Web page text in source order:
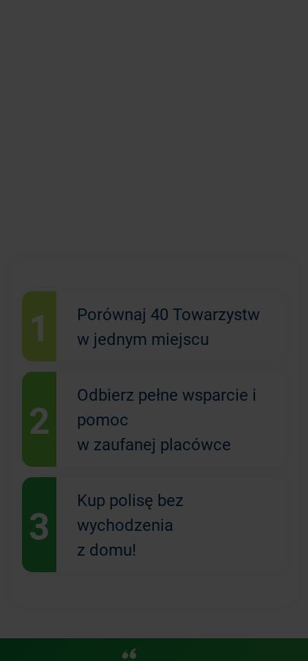
1
Porównaj 40 Towarzystw
w jednym miejscu
2
Odbierz pełne wsparcie i
pomoc
w zaufanej placówce
3
Kup polisę bez
wychodzenia
z domu!